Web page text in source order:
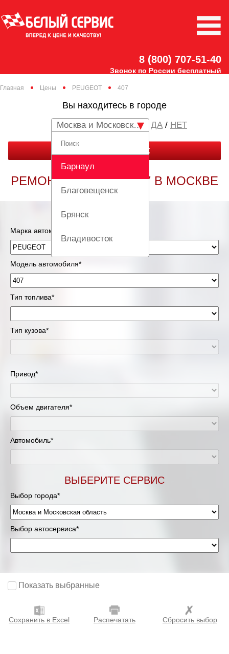
8 (800) 707-51-40
Звонок по России бесплатный
Главная Цены PEUGEOT 407
Вы находитесь в городе
Москва и Московская область
Барнаул
Благовещенск
Брянск
Владивосток
Вологда
Екатеринбург
Красноярск
Липецк
Москва и Московская область
Мурманск
Нижневартовск
Нижний Новгород
Новосибирск
Оренбург
/ НЕТ
ЗАКАЗАТЬ ЗВОНОК
РЕМОНТ PEUGEOT 407 В МОСКВЕ
Марка автомобиля*
Модель автомобиля*
Тип топлива*
Тип кузова*
Привод*
Объем двигателя*
Автомобиль*
ВЫБЕРИТЕ СЕРВИС
Выбор города*
Выбор автосервиса*
Показать выбранные
Сохранить в Excel Распечатать Сбросить выбор